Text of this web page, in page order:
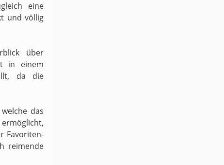
eine
und völlig
über
in einem
da die
das
Favoriten-
reimende